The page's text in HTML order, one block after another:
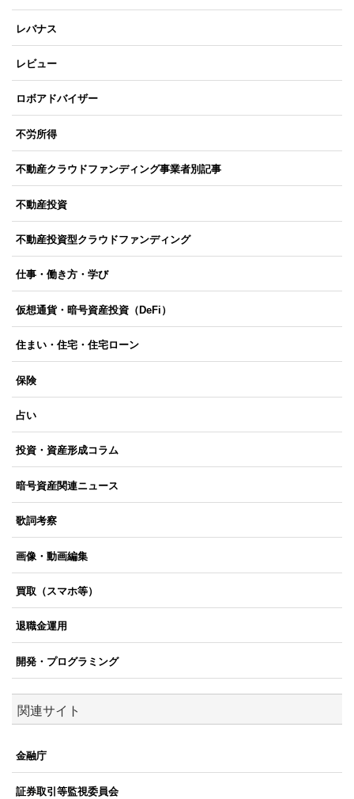
レバナス
レビュー
ロボアドバイザー
不労所得
不動産クラウドファンディング事業者別記事
不動産投資
不動産投資型クラウドファンディング
仕事・働き方・学び
仮想通貨・暗号資産投資（DeFi）
住まい・住宅・住宅ローン
保険
占い
投資・資産形成コラム
暗号資産関連ニュース
歌詞考察
画像・動画編集
買取（スマホ等）
退職金運用
開発・プログラミング
関連サイト
金融庁
証券取引等監視委員会